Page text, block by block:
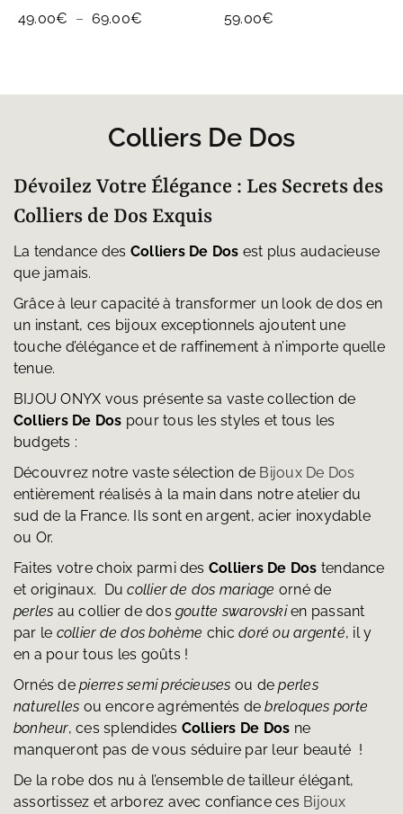
49.00€ – 69.00€
59.00€
Colliers De Dos
Dévoilez Votre Élégance : Les Secrets des
Colliers de Dos Exquis
La tendance des Colliers De Dos est plus audacieuse
que jamais.
Grâce à leur capacité à transformer un look de dos en
un instant, ces bijoux exceptionnels ajoutent une
touche d’élégance et de raffinement à n’importe quelle
tenue.
BIJOU ONYX vous présente sa vaste collection de
Colliers De Dos pour tous les styles et tous les
budgets :
Découvrez notre vaste sélection de Bijoux De Dos
entièrement réalisés à la main dans notre atelier du
sud de la France. Ils sont en argent, acier inoxydable
ou Or.
Faites votre choix parmi des Colliers De Dos tendance
et originaux. Ducollier de dos mariage orné de
perles au collier de dos goutte swarovskien passant
par le collier de dos bohème chicdoré ou argenté, il y
en a pour tous les goûts !
Ornés depierres semi précieuses ou deperles
naturelles ou encore agrémentés debreloques porte
bonheur, ces splendides Colliers De Dos ne
manqueront pas de vous séduire par leur beauté !
De la robe dos nu à l’ensemble de tailleur élégant,
assortissez et arborez avec confiance ces Bijoux